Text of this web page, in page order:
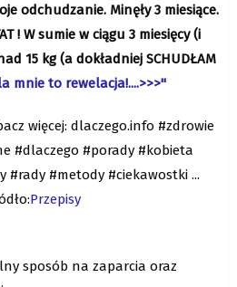
odchudzanie. Minęły 3 miesiące.
! W sumie w ciągu 3 miesięcy (i
15 kg (a dokładniej SCHUDŁAM
mnie to rewelacja!....>>>"
więcej: dlaczego.info #zdrowie
#dlaczego #porady #kobieta
#rady #metody #ciekawostki ...
Przepisy
sposób na zaparcia oraz